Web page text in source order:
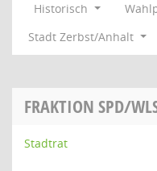
Historisch
Stadt Zerbst/Anhalt
FRAKTION SPD/
Stadtrat